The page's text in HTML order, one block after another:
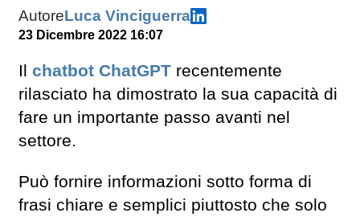
AutoreLuca Vinciguerra
23 Dicembre 2022 16:07
Il chatbot ChatGPT recentemente
rilasciato ha dimostrato la sua capacità di
fare un importante passo avanti nel
settore.
Può fornire informazioni sotto forma di
frasi chiare e semplici piuttosto che solo